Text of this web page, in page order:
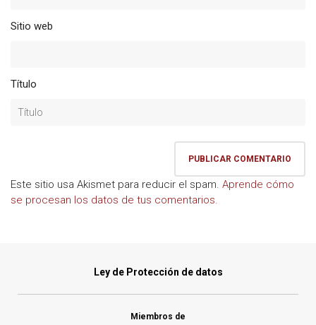
Sitio web
Título
Este sitio usa Akismet para reducir el spam. Aprende cómo
se procesan los datos de tus comentarios.
Ley de Protección de datos
Miembros de